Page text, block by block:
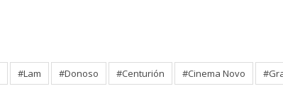
#Lam #Donoso #Centurión #Cinema Novo